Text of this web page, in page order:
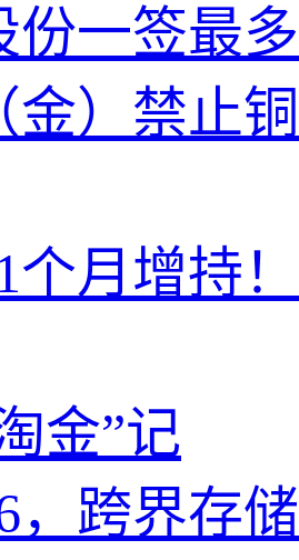
份一签最
金）禁止
个月增持
金”记
，跨界存